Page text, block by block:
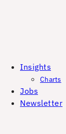
Insights
Charts
Jobs
Newsletter